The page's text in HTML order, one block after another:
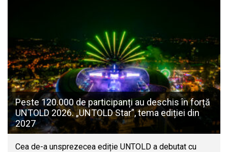
Peste 120.000 de participanți au deschis în forță
UNTOLD 2026. „UNTOLD Star”, tema ediției din
2027
Cea de-a unsprezecea ediție UNTOLD a debutat cu